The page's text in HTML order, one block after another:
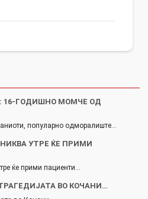
16-ГОДИШНО МОМЧЕ ОД
популарно одморалиште…
УТРЕ ЌЕ ПРИМИ
ќе прими пациенти…
ВО КОЧАНИ…